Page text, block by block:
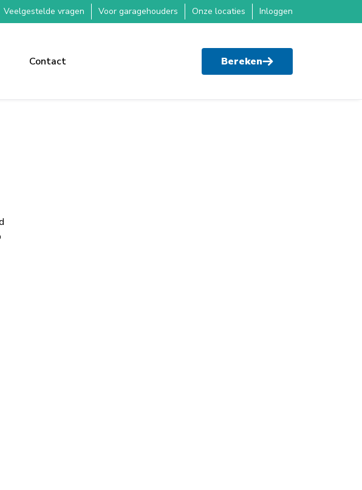
Veelgestelde vragen Voor garagehouders Onze locaties Inloggen
Contact Bereken